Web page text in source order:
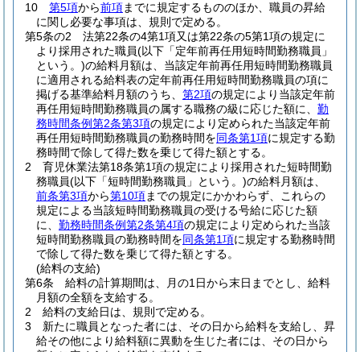
10
第5項から前項までに規定するもののほか、職員の昇給
に関し必要な事項は、規則で定める。
第5条の2
法第22条の4第1項又は第22条の5第1項の規定に
より採用された職員(以下「定年前再任用短時間勤務職員」
という。)の給料月額は、当該定年前再任用短時間勤務職員
に適用される給料表の定年前再任用短時間勤務職員の項に
掲げる基準給料月額のうち、 第2項の規定により当該定年前
再任用短時間勤務職員の属する職務の級に応じた額に、 勤
務時間条例第2条第3項の規定により定められた当該定年前
再任用短時間勤務職員の勤務時間を同条第1項に規定する勤
務時間で除して得た数を乗じて得た額とする。
2
育児休業法第18条第1項の規定により採用された短時間勤
務職員(以下「短時間勤務職員」という。)の給料月額は、
前条第3項から第10項までの規定にかかわらず、これらの
規定による当該短時間勤務職員の受ける号給に応じた額
に、 勤務時間条例第2条第4項の規定により定められた当該
短時間勤務職員の勤務時間を同条第1項に規定する勤務時間
で除して得た数を乗じて得た額とする。
(給料の支給)
第6条
給料の計算期間は、月の1日から末日までとし、給料
月額の全額を支給する。
2
給料の支給日は、規則で定める。
3
新たに職員となった者には、その日から給料を支給し、昇
給その他により給料額に異動を生じた者には、その日から